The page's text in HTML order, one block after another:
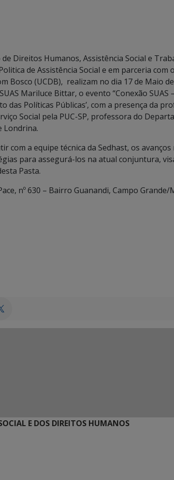
Direitos Humanos, Assistência Social e
de Assistência Social e em parceria com
Bosco (UCDB), realizam no dia 17 de Maio
Mariluce Bittar, o evento “Conexão SUAS –
das Políticas Públicas’, com a presença da
Social pela PUC-SP, professora do
Londrina.
com a equipe técnica da Sedhast, os avanços
para assegurá-los na atual conjuntura,
Pasta.
nº 630 – Bairro Guanandi, Campo Grande/
E DOS DIREITOS HUMANOS